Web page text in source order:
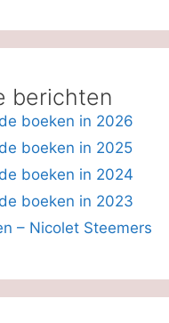
berichten
boeken in 2026
boeken in 2025
boeken in 2024
boeken in 2023
– Nicolet Steemers